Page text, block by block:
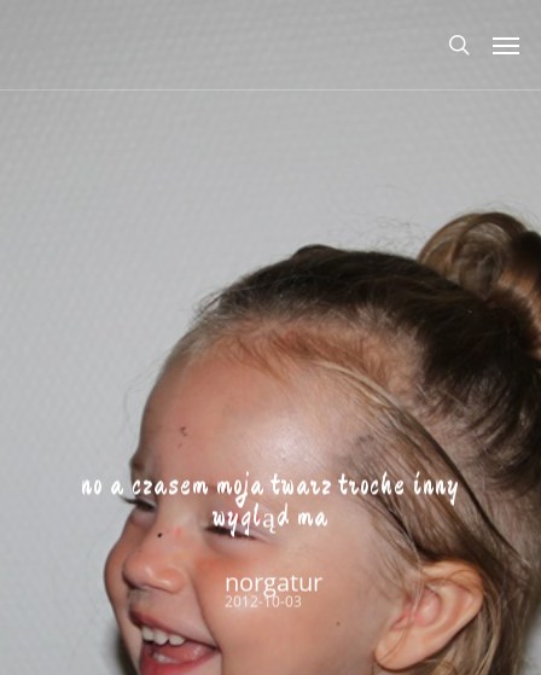
no a czasem moja twarz troche inny
wygląd ma
norgatur
2012-10-03